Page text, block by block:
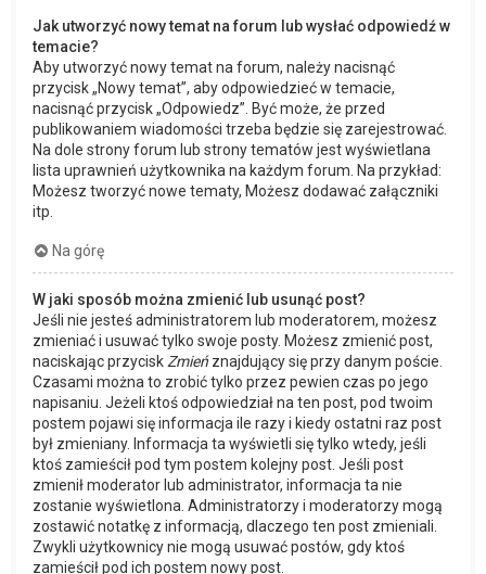
Jak utworzyć nowy temat na forum lub wysłać odpowiedź w
temacie?
Aby utworzyć nowy temat na forum, należy nacisnąć
przycisk „Nowy temat”, aby odpowiedzieć w temacie,
nacisnąć przycisk „Odpowiedz”. Być może, że przed
publikowaniem wiadomości trzeba będzie się zarejestrować.
Na dole strony forum lub strony tematów jest wyświetlana
lista uprawnień użytkownika na każdym forum. Na przykład:
Możesz tworzyć nowe tematy, Możesz dodawać załączniki
itp.
Na górę
W jaki sposób można zmienić lub usunąć post?
Jeśli nie jesteś administratorem lub moderatorem, możesz
zmieniać i usuwać tylko swoje posty. Możesz zmienić post,
naciskając przycisk Zmieńznajdujący się przy danym poście.
Czasami można to zrobić tylko przez pewien czas po jego
napisaniu. Jeżeli ktoś odpowiedział na ten post, pod twoim
postem pojawi się informacja ile razy i kiedy ostatni raz post
był zmieniany. Informacja ta wyświetli się tylko wtedy, jeśli
ktoś zamieścił pod tym postem kolejny post. Jeśli post
zmienił moderator lub administrator, informacja ta nie
zostanie wyświetlona. Administratorzy i moderatorzy mogą
zostawić notatkę z informacją, dlaczego ten post zmieniali.
Zwykli użytkownicy nie mogą usuwać postów, gdy ktoś
zamieścił pod ich postem nowy post.